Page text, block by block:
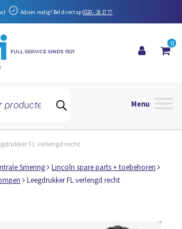
Advies nodig? Bel direct op0320 - 26 17 77
0
FL verlengd recht
Smering
Lincoln spare parts + toebehoren
Leegdrukker FL verlengd recht